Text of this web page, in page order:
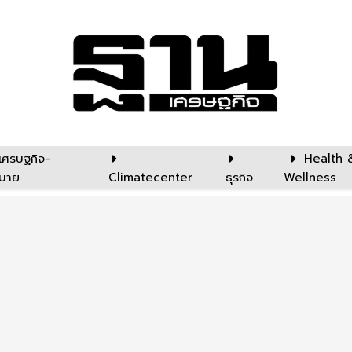
ศรษฐกิจ-
าย
Climatecenter ธุรกิจ
Health
Wellness